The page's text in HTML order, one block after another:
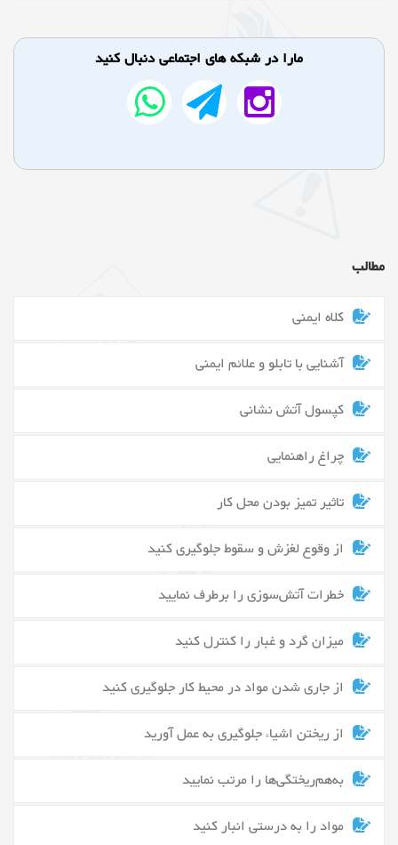
مارا در شبکه های اجتماعی دنبال کنید
مطالب
کلاه ایمنی
آشنایی با تابلو و علائم ایمنی
کپسول آتش نشانی
چراغ راهنمایی
تاثیر تمیز بودن محل کار
از وقوع لغزش و سقوط جلوگیری کنید
خطرات آتش‌سوزی را برطرف نمایید
میزان گرد و غبار را کنترل کنید
از جاری شدن مواد در محیط کار جلوگیری کنید
از ریختن اشیاء جلوگیری به عمل آورید
به‌هم‌ریختگی‌ها را مرتب نمایید
مواد را به درستی انبار کنید